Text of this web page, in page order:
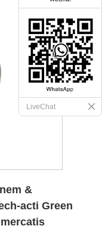
&
acti Green
LiveChat